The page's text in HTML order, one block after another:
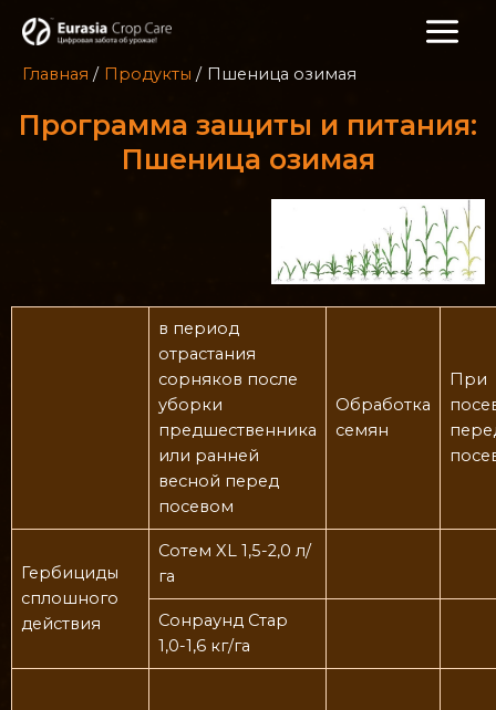
Главная Продукты Пшеница озимая
Программа защиты и питания:
Пшеница озимая
в период
отрастания
сорняков после
уборки
предшественника
или ранней
весной перед
посевом
Обработка
семян
При
Гербициды
сплошного
действия
Сотем XL 1,5-2,0 л/
га
Сонраунд Стар
1,0-1,6 кг/га